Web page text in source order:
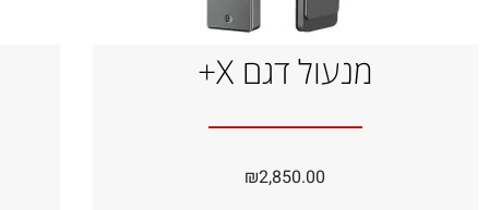
מנעול דגם X+
₪2,850.00